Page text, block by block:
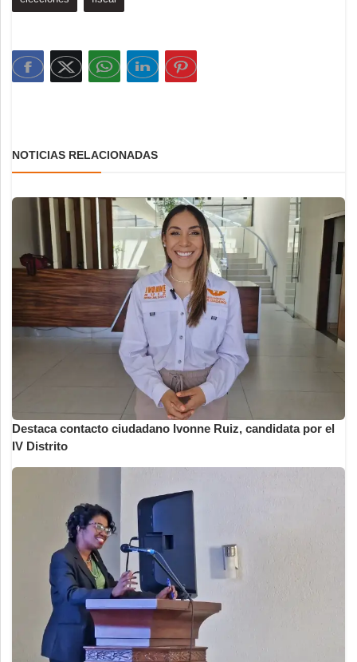
NOTICIAS RELACIONADAS
Destaca contacto ciudadano Ivonne Ruiz, candidata por el
IV Distrito